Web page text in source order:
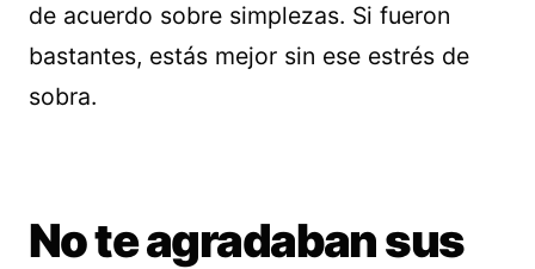
de acuerdo sobre simplezas. Si fueron
bastantes, estás mejor sin ese estrés de
sobra.
No te agradaban sus